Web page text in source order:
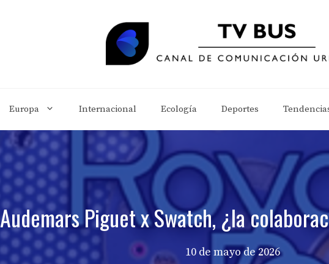
Europa Internacional Ecología Deportes
Audemars Piguet x Swatch, ¿la
10 de mayo de 2026